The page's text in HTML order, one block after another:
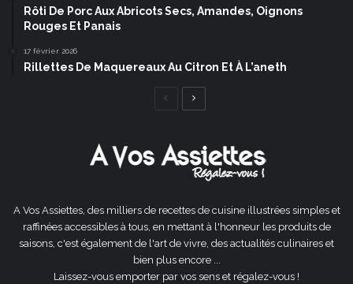
Rôti De Porc Aux Abricots Secs, Amandes, Oignons
Rouges Et Panais
17 février 2026
Rillettes De Maquereaux Au Citron Et À L’aneth
Page
A Vos Assiettes, des milliers de recettes de cuisine illustrées simples et
raffinées accessibles à tous, en mettant à l'honneur les produits de
saisons, c'est également de l'art de vivre, des actualités culinaires et
bien plus encore ...
Laissez-vous emporter par vos sens et régalez-vous !